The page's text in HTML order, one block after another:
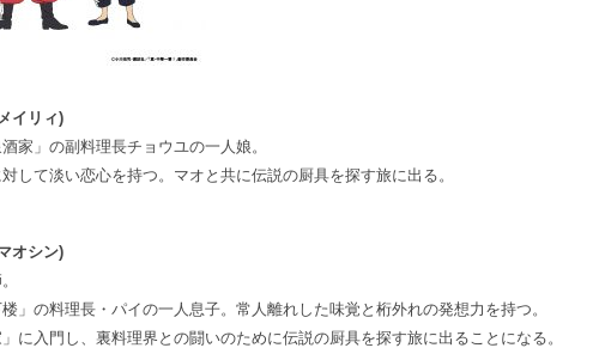
イリィ)
家」の副料理長チョウユの一人娘。
して淡い恋心を持つ。マオと共に伝説の厨具を探す旅に出る。
オシン)
」の料理長・パイの一人息子。常人離れした味覚と桁外れの発想力を持つ。
に入門し、裏料理界との闘いのために伝説の厨具を探す旅に出ることになる。